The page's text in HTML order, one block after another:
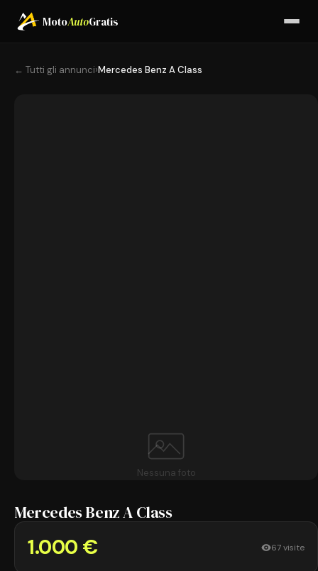
MotoAutoGratis
← Tutti gli annunci›Mercedes Benz A Class
Nessuna foto
Mercedes Benz A Class
1.000 € 67 visite